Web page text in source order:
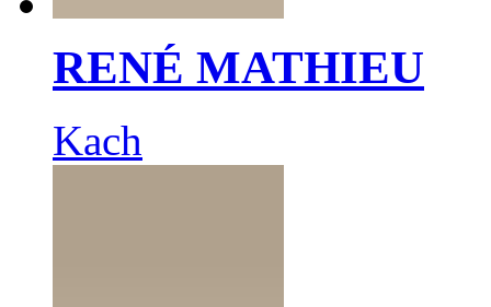
RENÉ MATHIEU
Kach